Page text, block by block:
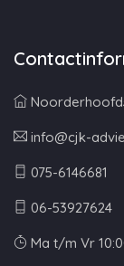
info@cjk-
075-6146681
06-53927624
Ma t/m Vr